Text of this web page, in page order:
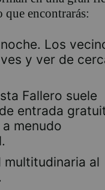
que encontrarás:
Los
y ver de
Fallero suele
entrada
menudo
multitudinaria al